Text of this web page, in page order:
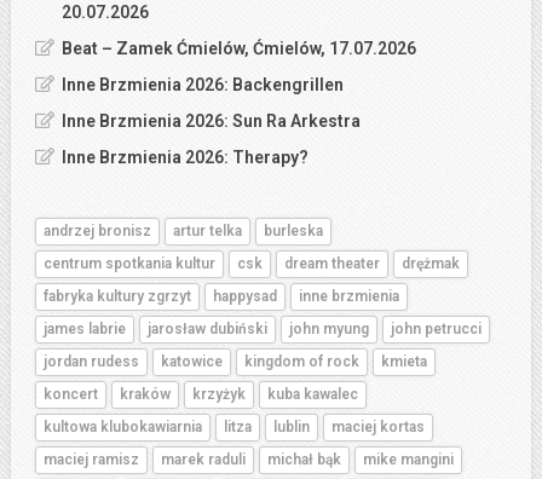
20.07.2026
Beat – Zamek Ćmielów, Ćmielów, 17.07.2026
Inne Brzmienia 2026: Backengrillen
Inne Brzmienia 2026: Sun Ra Arkestra
Inne Brzmienia 2026: Therapy?
andrzej bronisz artur telka
burleska
centrum spotkania kultur
csk dream theater
drężmak
fabryka kultury zgrzyt
happysad
inne brzmienia
james labrie
jarosław dubiński john myung
john petrucci
jordan rudess
katowice kingdom of rock
kmieta
koncert
kraków krzyżyk
kuba kawalec
kultowa klubokawiarnia
litza lublin
maciej kortas
maciej ramisz
marek raduli michał bąk
mike mangini